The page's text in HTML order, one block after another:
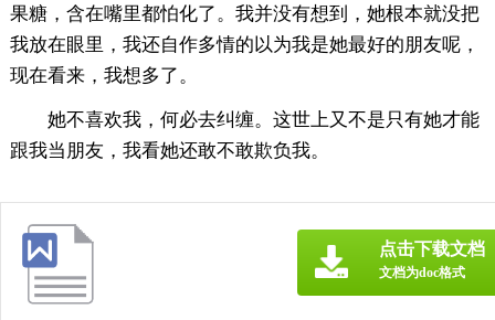
果糖，含在嘴里都怕化了。我并没有想到，她根本就没把
我放在眼里，我还自作多情的以为我是她最好的朋友呢，
现在看来，我想多了。
她不喜欢我，何必去纠缠。这世上又不是只有她才能
跟我当朋友，我看她还敢不敢欺负我。
点击下载文档
文档为doc格式